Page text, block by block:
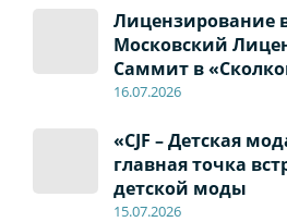
Лицензирование
Московский
Саммит в
16.07.2026
«CJF – Детская
главная точка
детской моды
15.07.2026